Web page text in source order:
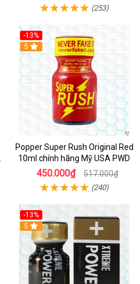
(253)
-13%
Hot
5
Popper Super Rush Original Red
10ml chính hãng Mỹ USA PWD
450.000₫ 517.000₫
(240)
-13%
Hot
5